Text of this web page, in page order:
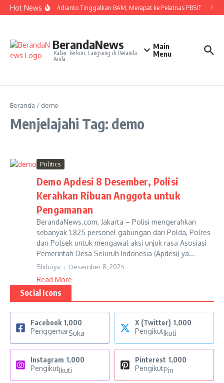
Lewati ke konten
Hot NewsNova Widianto Tinggalkan BAM, Merapat ke Pelatnas PBSI?
BerandaNews
Kabar Terkini, Langsung di Beranda
Anda
Main
Menu
Beranda / demo
Menjelajahi Tag: demo
Politics
Demo Apdesi 8 Desember, Polisi
Kerahkan Ribuan Anggota untuk
Pengamanan
BerandaNews.com, Jakarta – Polisi mengerahkan
sebanyak 1.825 personel gabungan dari Polda, Polres
dan Polsek untuk mengawal aksi unjuk rasa Asosiasi
Pemerintah Desa Seluruh Indonesia (Apdesi) ya...
Shibuya Desember 8, 2025
Read More
Social Icons
Facebook 1,000
PenggemarSuka
X (Twitter) 1,000
PengikutIkuti
Instagram 1,000
PengikutIkuti
Pinterest 1,000
PengikutPin